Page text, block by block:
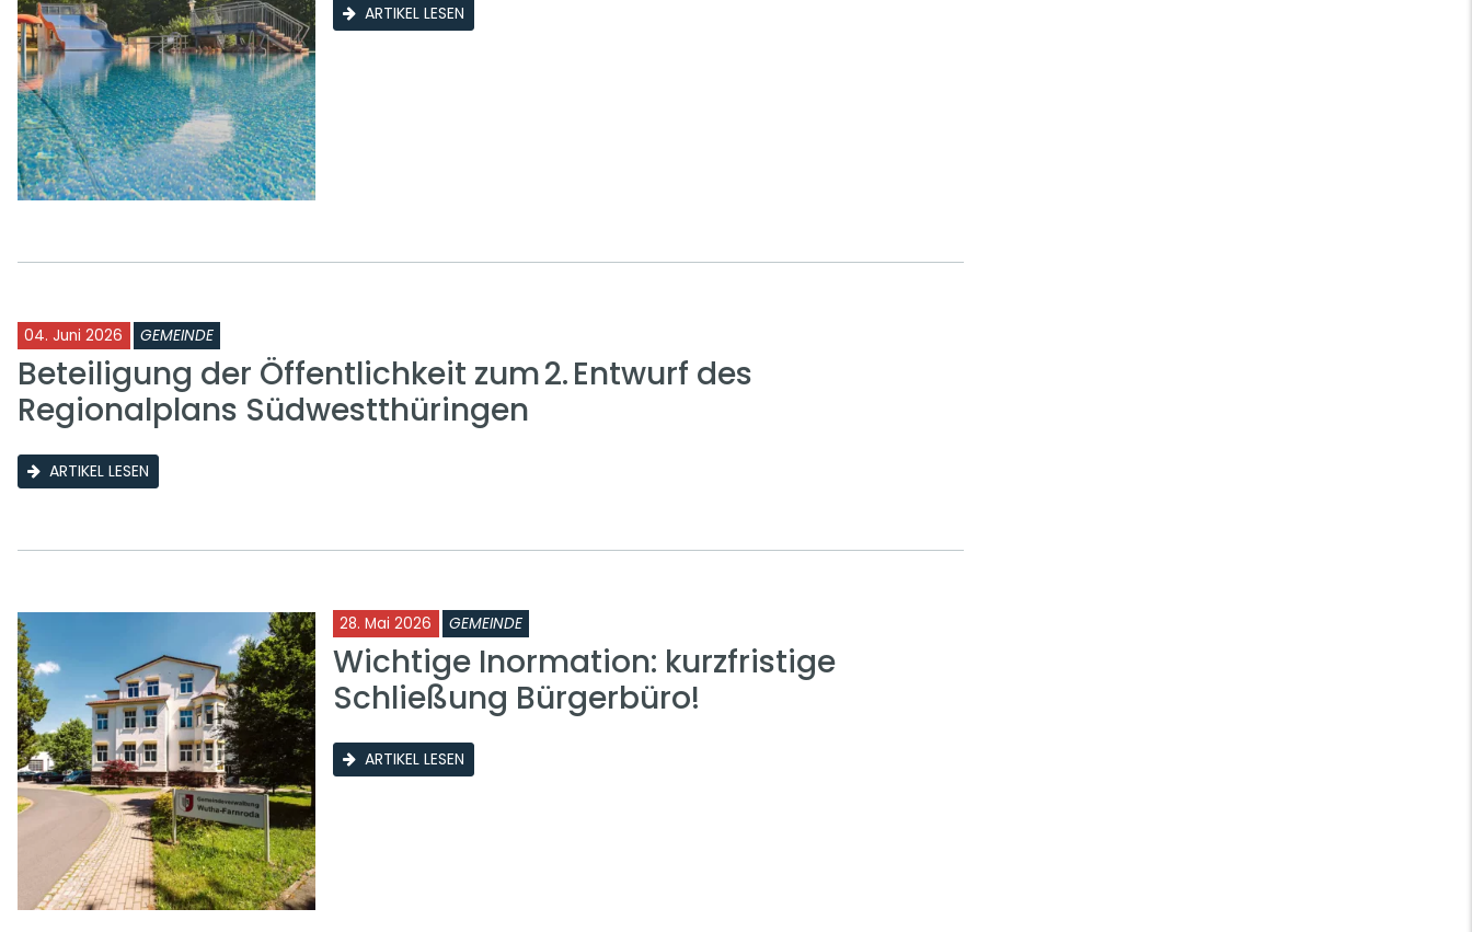
ARTIKEL LESEN
04. Juni 2026 GEMEINDE
Beteiligung der Öffentlichkeit zum 2. Entwurf des
Regionalplans Südwestthüringen
ARTIKEL LESEN
28. Mai 2026 GEMEINDE
Wichtige Inormation: kurzfristige
Schließung Bürgerbüro!
ARTIKEL LESEN